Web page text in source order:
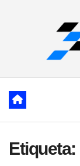
Etiqueta: